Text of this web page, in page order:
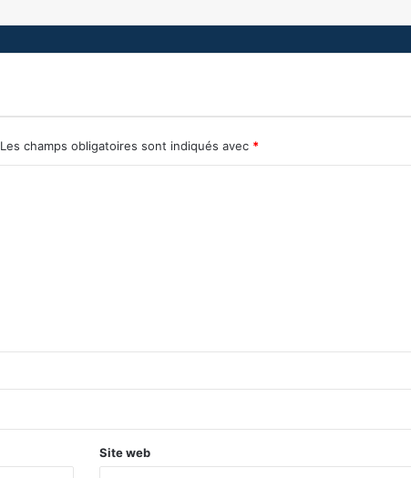
Les champs obligatoires sont indiqués avec *
Site web